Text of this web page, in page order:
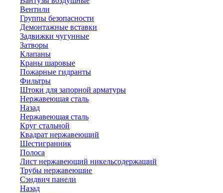
Вентили
Группы безопасности
Демонтажные вставки
Задвижки чугунные
Затворы
Клапаны
Краны шаровые
Пожарные гидранты
Фильтры
Штоки для запорной арматуры
Нержавеющая сталь
Назад
Нержавеющая сталь
Круг стальной
Квадрат нержавеющий
Шестигранник
Полоса
Лист нержавеющий никельсодержащий
Трубы нержавеющие
Сэндвич панели
Назад